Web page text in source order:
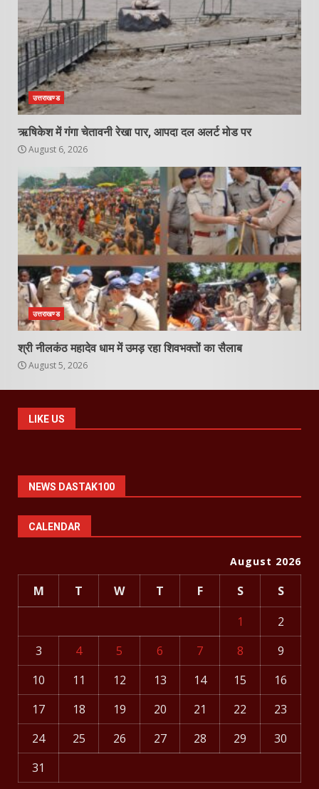
उत्तराखण्ड
ऋषिकेश में गंगा चेतावनी रेखा पार, आपदा दल अलर्ट मोड पर
August 6, 2026
उत्तराखण्ड
श्री नीलकंठ महादेव धाम में उमड़ रहा शिवभक्तों का सैलाब
August 5, 2026
LIKE US
NEWS DASTAK100
CALENDAR
August 2026
M T W T F S
S
1
2
3
4 5 6 7 8
9
10
11 12 13 14 15
16
17
18 19 20 21 22
23
24
25 26 27 28 29
30
31